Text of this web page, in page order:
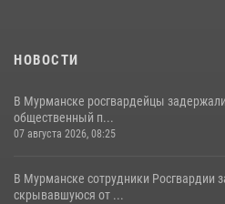
НОВОСТИ
В Мурманске росгвардейцы
общественный п...
07 августа 2026, 08:25
В Мурманске сотрудники Росгвардии
скрывавшуюся от ...